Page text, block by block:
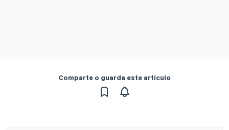
Comparte o guarda este artículo